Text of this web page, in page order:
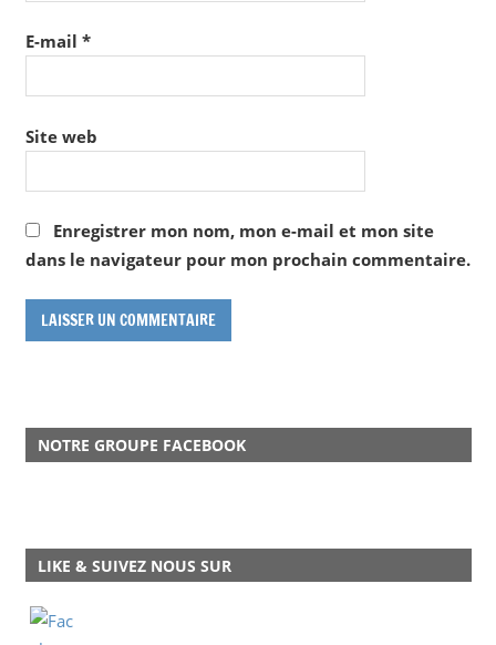
E-mail *
Site web
Enregistrer mon nom, mon e-mail et mon site
dans le navigateur pour mon prochain commentaire.
NOTRE GROUPE FACEBOOK
LIKE & SUIVEZ NOUS SUR